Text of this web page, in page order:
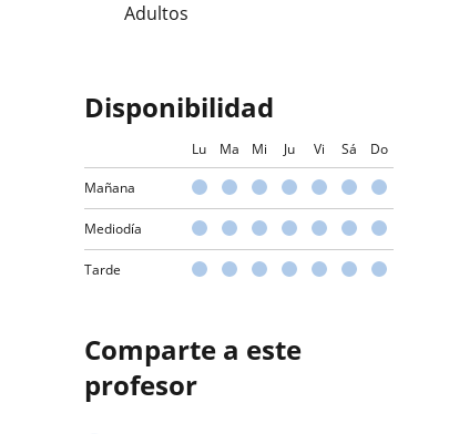
Adultos
Disponibilidad
Lu Ma Mi Ju Vi Sá Do
Mañana
Mediodía
Tarde
Comparte a este
profesor